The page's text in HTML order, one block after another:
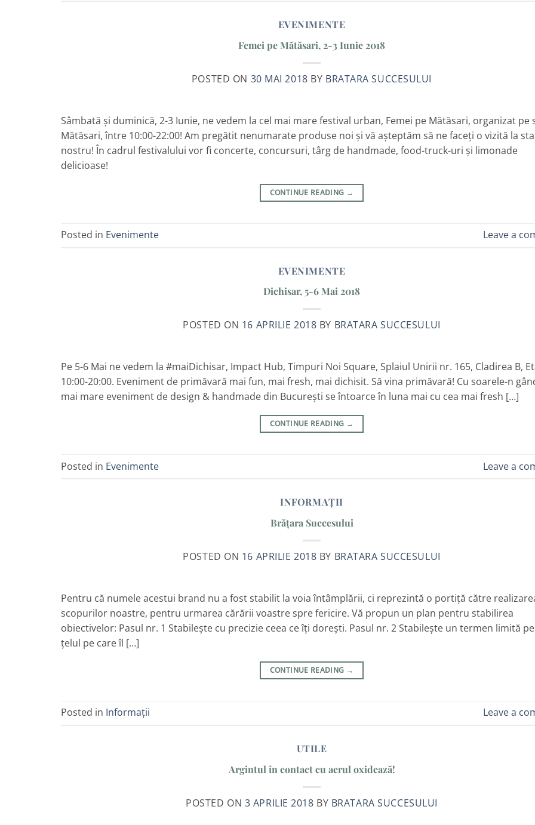
EVENIMENTE
Femei pe Mătăsari, 2-3 Iunie 2018
POSTED ON 30 MAI 2018 BY BRATARA SUCCESULUI
Sâmbată și duminică, 2-3 Iunie, ne vedem la cel mai mare festival urban, Femei pe Mătăsari, organizat pe
Mătăsari, între 10:00-22:00! Am pregătit nenumarate produse noi și vă așteptăm să ne faceți o vizită la
nostru! În cadrul festivalului vor fi concerte, concursuri, târg de handmade, food-truck-uri și limonade
delicioase!
CONTINUE READING →
Posted in Evenimente Leave a
EVENIMENTE
Dichisar, 5-6 Mai 2018
POSTED ON 16 APRILIE 2018 BY BRATARA SUCCESULUI
Pe 5-6 Mai ne vedem la #maiDichisar, Impact Hub, Timpuri Noi Square, Splaiul Unirii nr. 165, Cladirea B,
10:00-20:00. Eveniment de primăvară mai fun, mai fresh, mai dichisit. Să vina primăvară! Cu soarele-n
mai mare eveniment de design & handmade din București se întoarce în luna mai cu cea mai fresh […]
CONTINUE READING →
Posted in Evenimente Leave a
INFORMAȚII
Brățara Succesului
POSTED ON 16 APRILIE 2018 BY BRATARA SUCCESULUI
Pentru că numele acestui brand nu a fost stabilit la voia întâmplării, ci reprezintă o portiță către
scopurilor noastre, pentru urmarea cărării voastre spre fericire. Vă propun un plan pentru stabilirea
obiectivelor: Pasul nr. 1 Stabilește cu precizie ceea ce îți dorești. Pasul nr. 2 Stabilește un termen limită
țelul pe care îl […]
CONTINUE READING →
Posted in Informații Leave a
UTILE
Argintul în contact cu aerul oxidează!
POSTED ON 3 APRILIE 2018 BY BRATARA SUCCESULUI